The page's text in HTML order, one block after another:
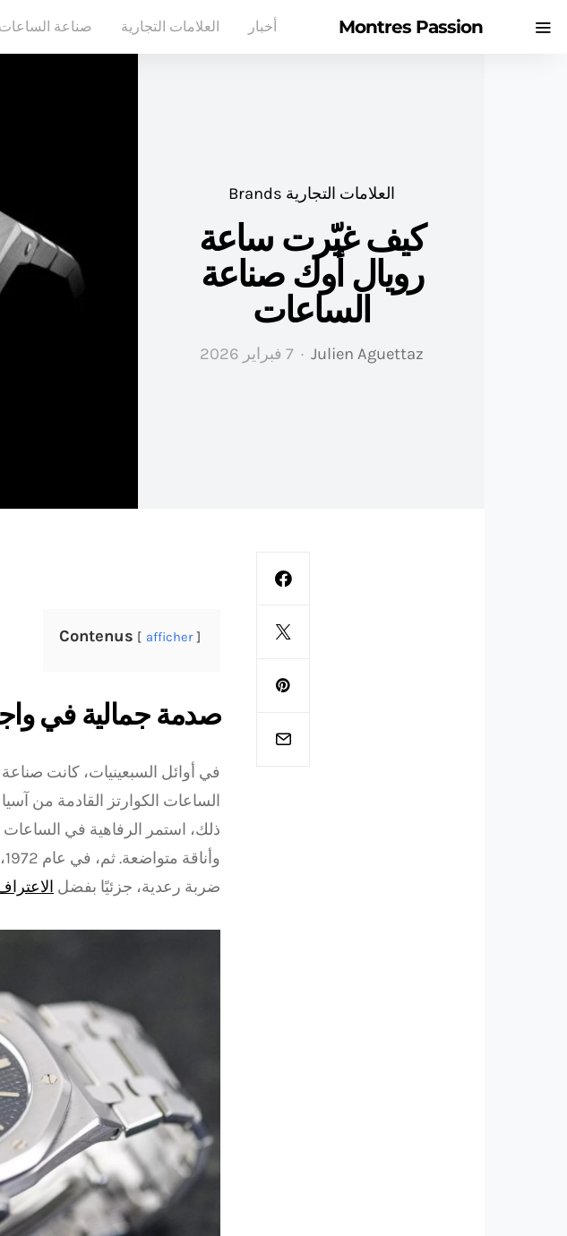
Montres Passion أخبار العلامات التجارية صناعة الساعات
العلامات التجارية Brands
كيف غيّرت ساعة
رويال أوك صناعة
الساعات
Julien Aguettaz 7 فبراير 2026
Contenus afficher
صدمة جمالية في
في أوائل السبعينيات، كانت
الساعات الكوارتز القادمة من
ذلك، استمر الرفاهية في
ضربة رعدية، جزئيًا بفضل